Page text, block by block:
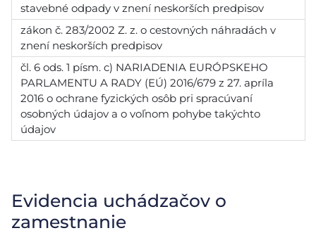
stavebné odpady v znení neskorších predpisov
zákon č. 283/2002 Z. z. o cestovných náhradách v
znení neskorších predpisov
čl. 6 ods. 1 písm. c) NARIADENIA EURÓPSKEHO
PARLAMENTU A RADY (EÚ) 2016/679 z 27. apríla
2016 o ochrane fyzických osôb pri spracúvaní
osobných údajov a o voľnom pohybe takýchto
údajov
Evidencia uchádzačov o
zamestnanie